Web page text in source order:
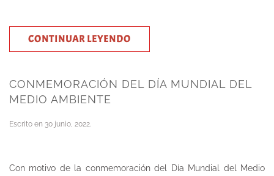
CONTINUAR LEYENDO
CONMEMORACIÓN DEL DÍA MUNDIAL DEL
MEDIO AMBIENTE
Escrito en 30 junio, 2022.
Con motivo de la conmemoración del Día Mundial del Medio